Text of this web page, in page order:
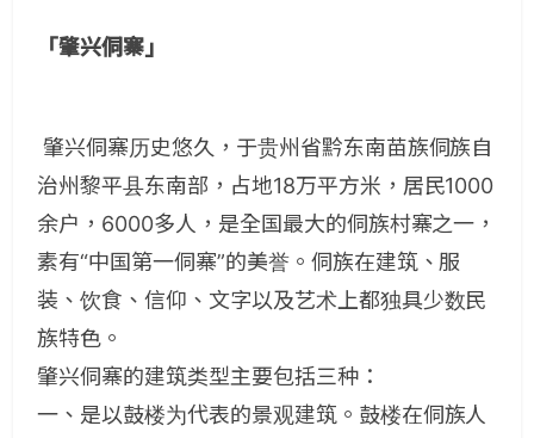
「肇兴侗寨」
肇兴侗寨历史悠久，于贵州省黔东南苗族侗族自
治州黎平县东南部，占地18万平方米，居民1000
余户，6000多人，是全国最大的侗族村寨之一，
素有“中国第一侗寨”的美誉。侗族在建筑、服
装、饮食、信仰、文字以及艺术上都独具少数民
族特色。
肇兴侗寨的建筑类型主要包括三种：
一、是以鼓楼为代表的景观建筑。鼓楼在侗族人